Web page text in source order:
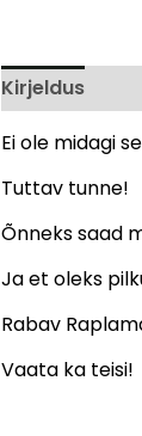
Kirjeldus
Ei ole midagi
Tuttav tunne!
Õnneks saad
Ja et oleks
Rabav
Vaata ka teisi!